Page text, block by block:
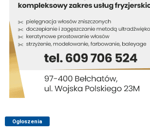
Ogłoszenia